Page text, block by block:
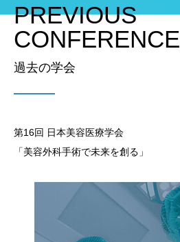
PREVIOUS
CONFERENCE
過去の学会
第16回 日本美容医療学会
「美容外科手術で未来を創る」